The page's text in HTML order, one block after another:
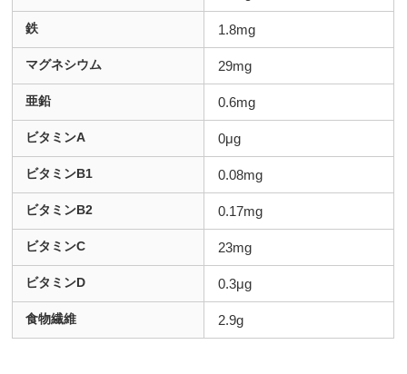
鉄 1.8mg
マグネシウム 29mg
亜鉛 0.6mg
ビタミンA 0μg
ビタミンB1 0.08mg
ビタミンB2 0.17mg
ビタミンC 23mg
ビタミンD 0.3μg
食物繊維 2.9g